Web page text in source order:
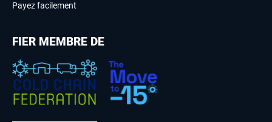
Payez facilement
FIER MEMBRE DE